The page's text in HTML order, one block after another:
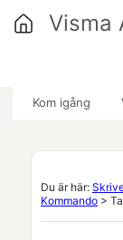
Kom igång
Visma
Du är här:
Kommando >